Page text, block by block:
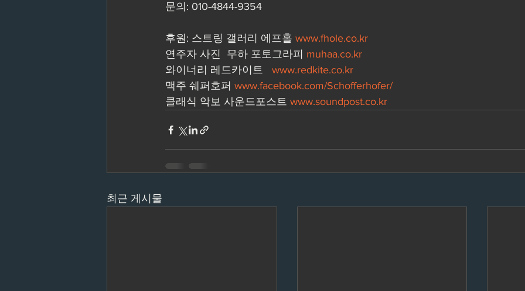
문의: 010-4844-9354
후원: 스트링 갤러리 에프홀 www.fhole.co.kr
연주자 사진  무하 포토그라피 muhaa.co.kr
와이너리 레드카이트 www.redkite.co.kr
맥주 쉐퍼호퍼 www.facebook.com/Schofferhofer/
클래식 악보 사운드포스트 www.soundpost.co.kr
최근 게시물